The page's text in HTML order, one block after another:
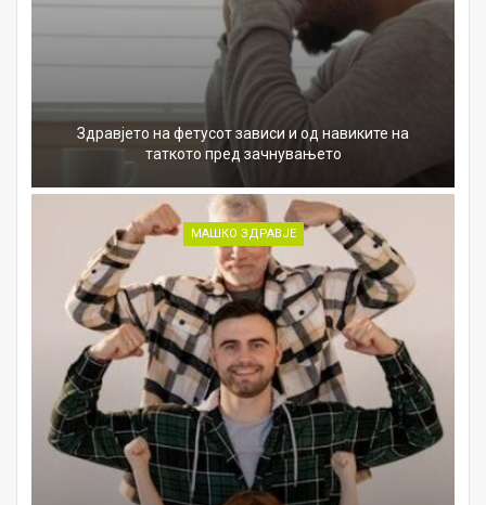
Здравјето на фетусот зависи и од навиките на
таткото пред зачнувањето
МАШКО ЗДРАВЈЕ